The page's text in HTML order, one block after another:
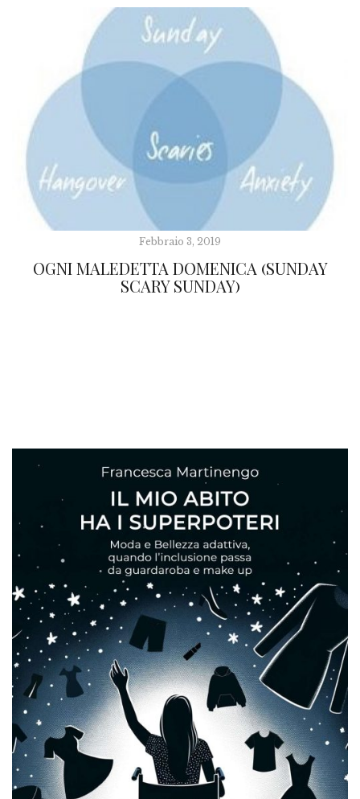
Febbraio 3, 2019
OGNI MALEDETTA DOMENICA (SUNDAY
SCARY SUNDAY)